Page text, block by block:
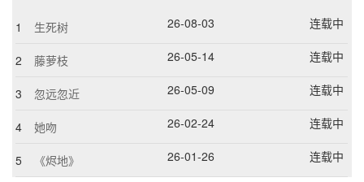
1 生死树 26-08-03 连载中
2 藤萝枝 26-05-14 连载中
3 忽远忽近 26-05-09 连载中
4 她吻 26-02-24 连载中
5 《烬地》 26-01-26 连载中